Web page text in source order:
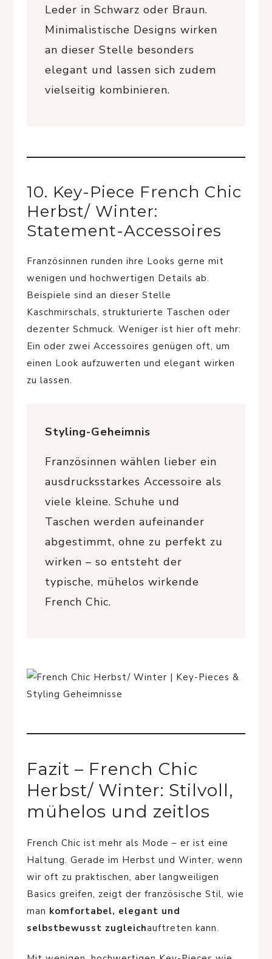
Leder in Schwarz oder Braun.
Minimalistische Designs wirken
an dieser Stelle besonders
elegant und lassen sich zudem
vielseitig kombinieren.
10. Key-Piece French Chic
Herbst/ Winter:
Statement-Accessoires
Französinnen runden ihre Looks gerne mit
wenigen und hochwertigen Details ab.
Beispiele sind an dieser Stelle
Kaschmirschals, strukturierte Taschen oder
dezenter Schmuck. Weniger ist hier oft mehr:
Ein oder zwei Accessoires genügen oft, um
einen Look aufzuwerten und elegant wirken
zu lassen.
Styling-Geheimnis
Französinnen wählen lieber ein
ausdrucksstarkes Accessoire als
viele kleine. Schuhe und
Taschen werden aufeinander
abgestimmt, ohne zu perfekt zu
wirken – so entsteht der
typische, mühelos wirkende
French Chic.
Fazit – French Chic
Herbst/ Winter: Stilvoll,
mühelos und zeitlos
French Chic ist mehr als Mode – er ist eine
Haltung. Gerade im Herbst und Winter, wenn
wir oft zu praktischen, aber langweiligen
Basics greifen, zeigt der französische Stil, wie
man komfortabel, elegant und
selbstbewusst zugleichauftreten kann.